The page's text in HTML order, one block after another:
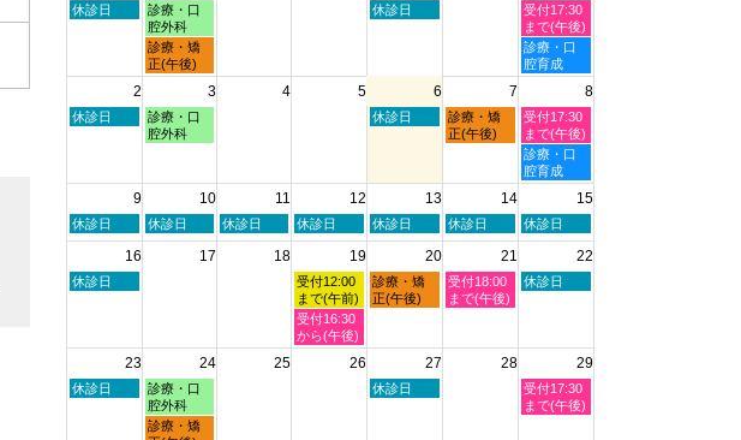
日
月
2026
休診日
月
曜
日,
7
月
2026
診療・口
腔外科
木
月
2026
休診日
土
曜
日,
8
月
2026
受付17:30
まで(午後)
月
曜
日,
月
27th
2026
診療・矯
正(午後)
土
曜
日,
月
1st
2026
診療・口
腔育成
2 3 4 5 6 7 8
日
月
2026
休診日
月
曜
月
2026
診療・口
腔外科
木
月
2026
休診日
金
曜
月
2026
診療・矯
正(午後)
土
曜
日,
8
月
2026
受付17:30
まで(午後)
土
曜
日,
月
8th
診療・口
腔育成
9 10 11 12 13 14 15
日
曜
8
月
休診日
月
曜
休診日
火
曜
休診日
水
曜
8
月
12th
2026
休診日
木
曜
8
月
13th
休診日
金
曜
8
月
14th
休診日
土
曜
8
月
休診日
16 17 18 19 20 21 22
日
月
2026
休診日
水
曜
日,
8
月
受付12:00
まで(午前)
木
曜
月
2026
診療・矯
正(午後)
金
曜
月
受付18:00
まで(午後)
土
月
2026
休診日
水
曜
日,
受付16:30
から(午後)
23 24 25 26 27 28 29
日
休診日
月
曜
日,
診療・口
腔外科
木
休診日
土
曜
受付17:30
まで(午後)
月
診療・矯